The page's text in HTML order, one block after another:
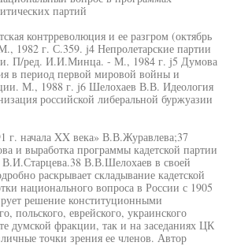
партий
контрреволюция и ее разгром (октябрь
1982 г. С.359. j4 Непролетарские партии
П/ред. И.И.Минца. - М., 1984 г. j5 Думова
в период первой мировой войны и
М., 1988 г. j6 Шелохаев В.В. Идеология
российской либеральной буржуазии
г. начала XX века» В.В.Журавлева;37
и выработка программы кадетской партии
В.И.Старцева.38 В.В.Шелохаев в своей
раскрывает складывание кадетской
национального вопроса в России с 1905
решение конституционными
польского, еврейского, украинского
думской фракции, так и на заседаниях ЦК
точки зрения ее членов. Автор